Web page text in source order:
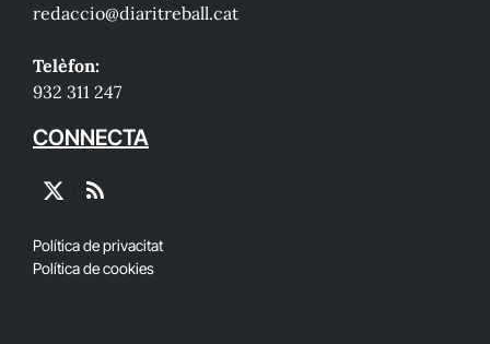
redaccio@diaritreball.cat
Telèfon:
932 311 247
CONNECTA
X
RSS
Política de privacitat
Política de cookies